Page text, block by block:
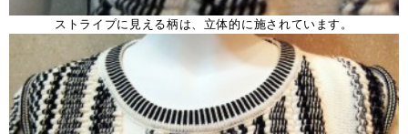
ストライプに見える柄は、立体的に施されています。